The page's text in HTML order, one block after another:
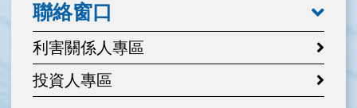
聯絡窗口
利害關係人專區
投資人專區